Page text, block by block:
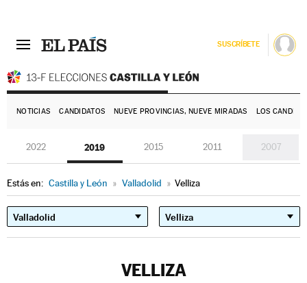
SUSCRÍBETE
NOTICIAS CANDIDATOS NUEVE PROVINCIAS, NUEVE MIRADAS LOS
2022 2019 2015 2011 2007
Estás en: Castilla y León » Valladolid » Velliza
VELLIZA